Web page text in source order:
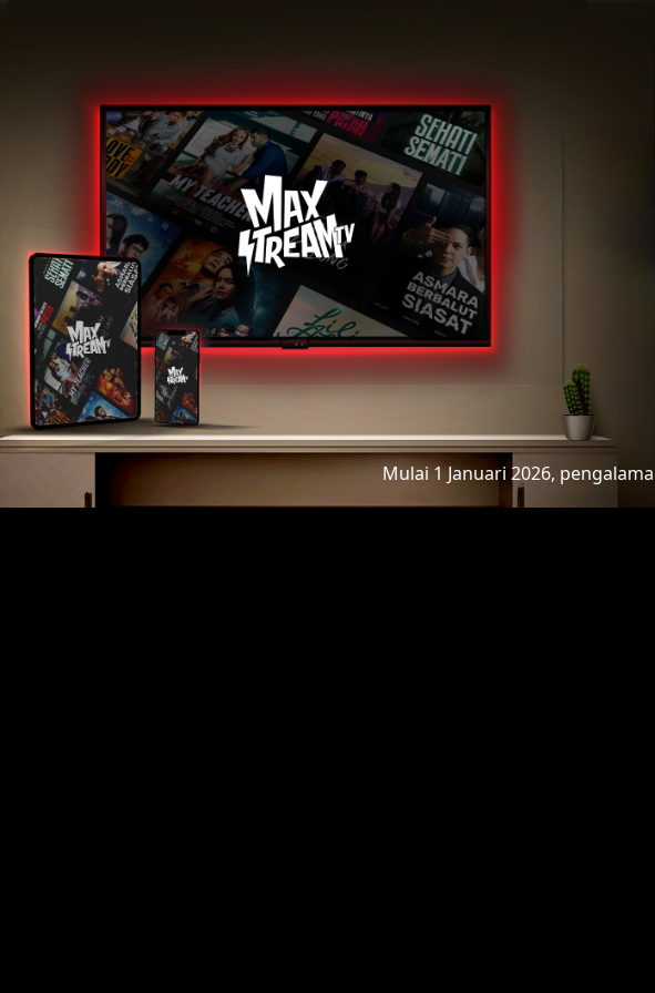
Mulai 1 Januari 2026,